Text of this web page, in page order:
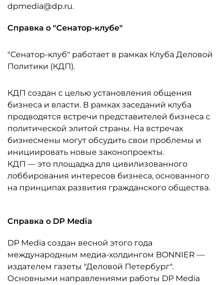
dpmedia@dp.ru.
Справка о "Сенатор-клубе"
"Сенатор-клуб" работает в рамках Клуба Деловой
Политики (КДП).
КДП создан с целью установления общения
бизнеса и власти. В рамках заседаний клуба
продводятся встречи представителей бизнеса с
политической элитой страны. На встречах
бизнесмены могут обсудить свои проблемы и
инициировать новые законопроекты.
КДП — это площадка для цивилизованного
лоббирования интересов бизнеса, основанного
на принципах развития гражданского общества.
Справка о DP Media
DP Media создан весной этого года
международным медиа-холдингом BONNIER —
издателем газеты "Деловой Петербург".
Основными направлениями работы DP Media